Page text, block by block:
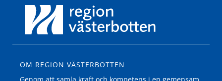
OM REGION VÄSTERBOTTEN